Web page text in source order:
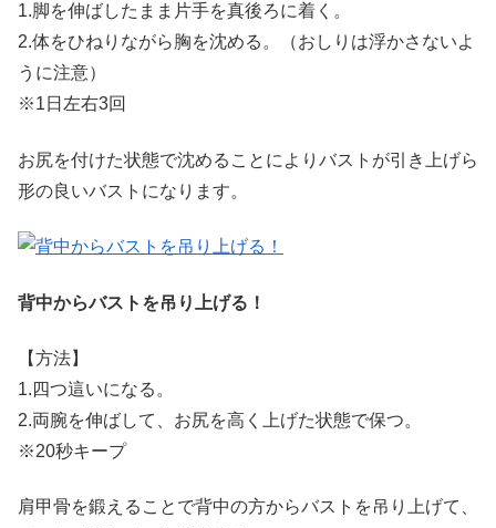
1.脚を伸ばしたまま片手を真後ろに着く。
2.体をひねりながら胸を沈める。（おしりは浮かさないよ
うに注意）
※1日左右3回
お尻を付けた状態で沈めることによりバストが引き上げら
形の良いバストになります。
背中からバストを吊り上げる！
【方法】
1.四つ這いになる。
2.両腕を伸ばして、お尻を高く上げた状態で保つ。
※20秒キープ
肩甲骨を鍛えることで背中の方からバストを吊り上げて、